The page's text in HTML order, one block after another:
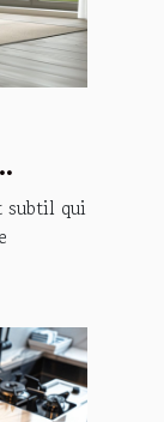
subtil qui